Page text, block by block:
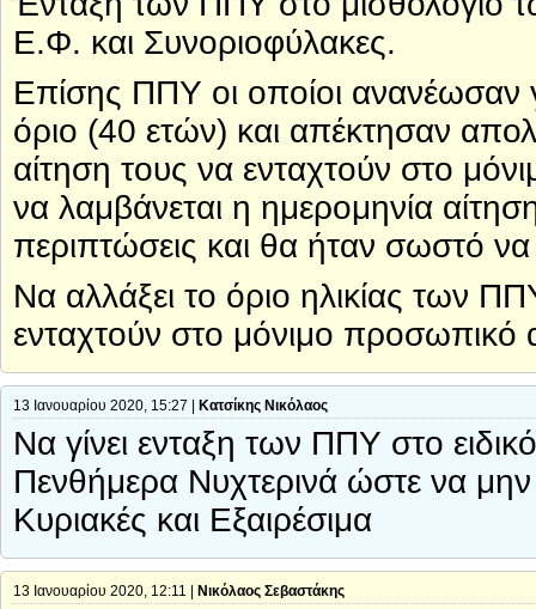
Ε.Φ. και Συνοριοφύλακες.
Επίσης ΠΠΥ οι οποίοι ανανέωσαν
όριο (40 ετών) και απέκτησαν
αίτηση τους να ενταχτούν στο
να λαμβάνεται η ημερομηνία
περιπτώσεις και θα ήταν σωστό
Να αλλάξει το όριο ηλικίας των
ενταχτούν στο μόνιμο
13 Ιανουαρίου 2020, 15:27 | Κατσίκης Νικόλαος
Να γίνει ενταξη των ΠΠΥ στο
Πενθήμερα Νυχτερινά ώστε να
Κυριακές και Εξαιρέσιμα
13 Ιανουαρίου 2020, 12:11 | Νικόλαος Σεβαστάκης